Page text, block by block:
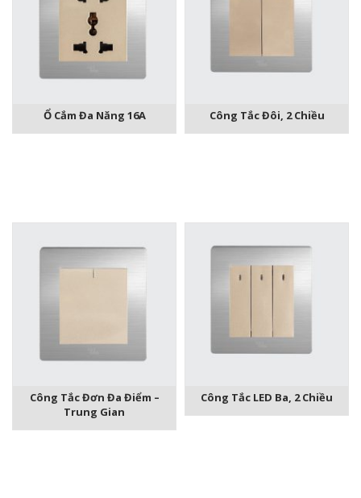
Ổ Cắm Đa Năng 16A Công Tắc Đôi, 2 Chiều
Công Tắc Đơn Đa Điểm –
Trung Gian
Công Tắc LED Ba, 2 Chiều